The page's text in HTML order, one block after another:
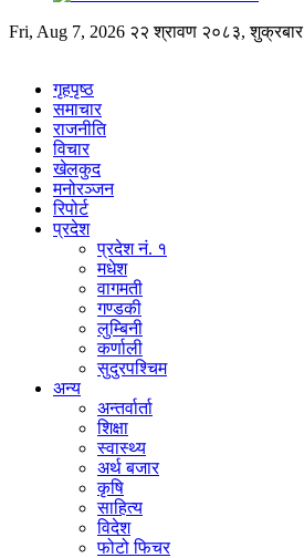
Fri, Aug 7, 2026 २२ श्रावण २०८३, शुक्रबार
गृहपृष्ठ
समाचार
राजनीति
विचार
खेलकुद
मनोरञ्जन
रिपोर्ट
प्रदेश
प्रदेश नं. १
मधेश
वागमती
गण्डकी
लुम्बिनी
कर्णाली
सुदुरपश्चिम
अन्य
अन्तर्वार्ता
शिक्षा
स्वास्थ्य
अर्थ बजार
कृषि
साहित्य
विदेश
फोटो फिचर